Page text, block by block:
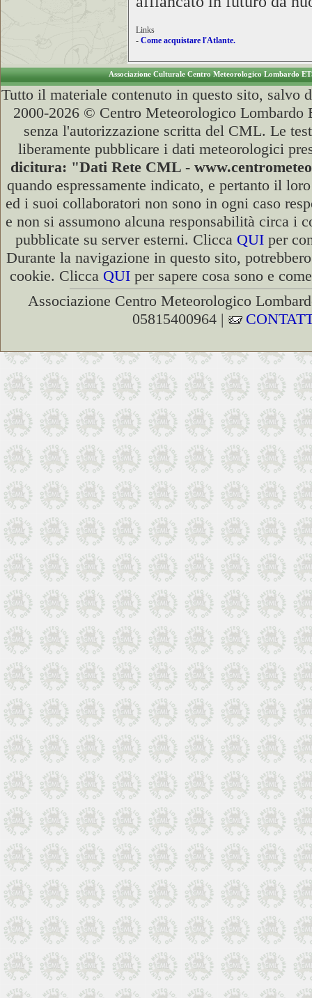
Links
- Come acquistare l'Atlante.
Associazione Culturale Centro Meteorologico Lombardo
Tutto il materiale contenuto in questo sito, salvo
2000-2026 © Centro Meteorologico Lombardo
senza l'autorizzazione scritta del CML. Le
liberamente pubblicare i dati meteorologici
dicitura: "Dati Rete CML -
quando espressamente indicato, e pertanto il
ed i suoi collaboratori non sono in ogni caso
e non si assumono alcuna responsabilità circa i
pubblicate su server esterni. Clicca QUI per
Durante la navigazione in questo sito,
cookie. Clicca QUI per sapere cosa sono e
Associazione Centro Meteorologico
05815400964 |